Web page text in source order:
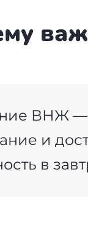
ВНЖ —
и
в